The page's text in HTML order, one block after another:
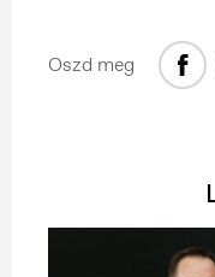
Oszd meg